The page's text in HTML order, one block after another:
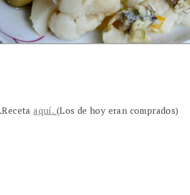
aquí. (Los de hoy eran comprados)